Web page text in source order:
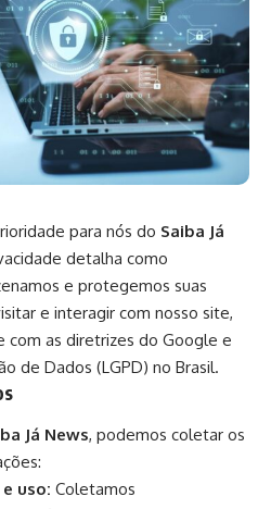
para nós do Saiba Já
detalha como
e protegemos suas
e interagir com nosso site,
com as diretrizes do Google e
de Dados (LGPD) no Brasil.
Já News, podemos coletar os
uso: Coletamos